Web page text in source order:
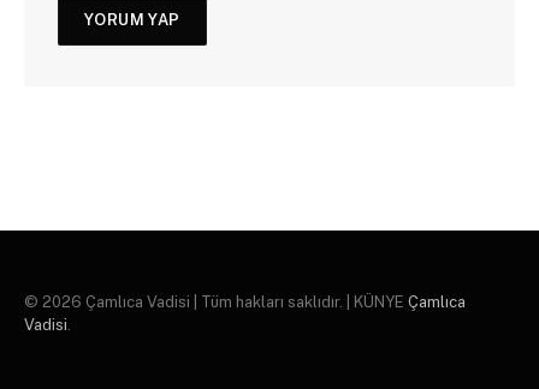
© 2026 Çamlıca Vadisi | Tüm hakları saklıdır. | KÜNYE Çamlıca
Vadisi